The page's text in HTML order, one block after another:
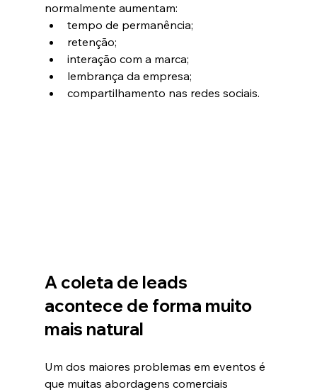
normalmente aumentam:
tempo de permanência;
retenção;
interação com a marca;
lembrança da empresa;
compartilhamento nas redes sociais.
A coleta de leads
acontece de forma muito
mais natural
Um dos maiores problemas em eventos é
que muitas abordagens comerciais